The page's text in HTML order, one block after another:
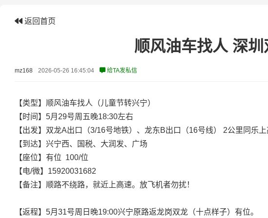
返回首页
顺风油车找人 深
mz168 2026-05-26 16:45:04 给TA发私信
【类型】顺风油车找人（儿童节转兴宁）
【时间】5月29号周五晚18:30左右
【出发】双龙A出口（3/16号地铁）、龙东B出口（16号线） 2公里同乐
【到达】兴宁西、国税、大润发、广场
【座位】有位 100/位
【电/微】15920031682
【备注】顺路不绕路，就近上高速。放飞机者勿扰！
【返程】5月31号周日晚19:00兴宁原路返龙岗双龙（十点样子）有位。